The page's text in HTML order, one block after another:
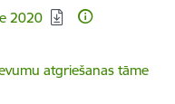
2020
atgriešanas tāme